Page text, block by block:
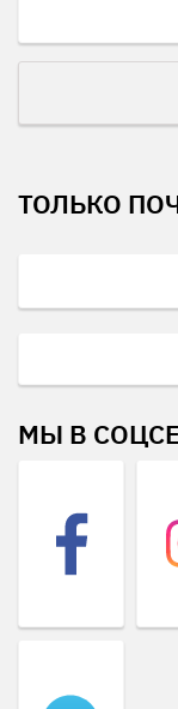
ТОЛЬКО
МЫ В